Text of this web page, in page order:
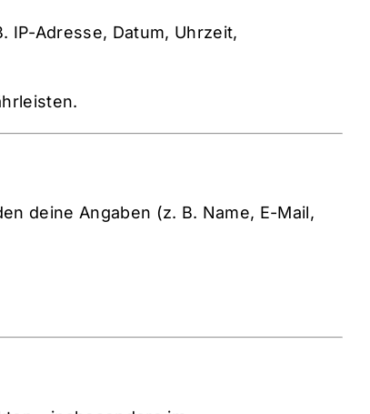
IP-Adresse, Datum, Uhrzeit,
deine Angaben (z. B. Name, E-Mail,